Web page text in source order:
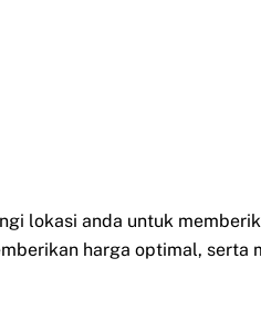
lokasi anda untuk
harga optimal, serta